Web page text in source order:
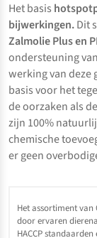
Het basis
bijwerkingen.Dit
Zalmolie Plus en
ondersteuning
werking van deze
basis voor het
de oorzaken als
zijn 100%
chemische
er geen
Het assortiment
door ervaren
HACCP